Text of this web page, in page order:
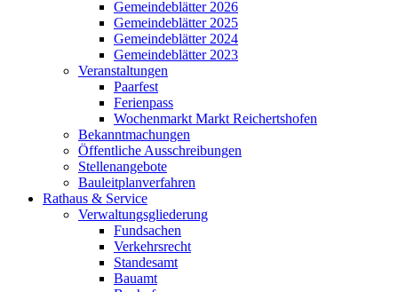
Gemeindeblätter 2026
Gemeindeblätter 2025
Gemeindeblätter 2024
Gemeindeblätter 2023
Veranstaltungen
Paarfest
Ferienpass
Wochenmarkt Markt Reichertshofen
Bekanntmachungen
Öffentliche Ausschreibungen
Stellenangebote
Bauleitplanverfahren
Rathaus & Service
Verwaltungsgliederung
Fundsachen
Verkehrsrecht
Standesamt
Bauamt